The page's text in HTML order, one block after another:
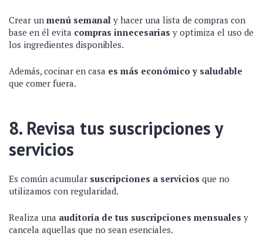
Crear un menú semanal y hacer una lista de compras con
base en él evita compras innecesarias y optimiza el uso de
los ingredientes disponibles.
Además, cocinar en casa es más económico y saludable
que comer fuera.
8. Revisa tus suscripciones y
servicios
Es común acumular suscripciones a servicios que no
utilizamos con regularidad.
Realiza una auditoría de tus suscripciones mensuales y
cancela aquellas que no sean esenciales.